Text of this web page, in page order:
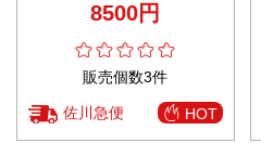
8500円
販売個数3件
佐川急便 HOT